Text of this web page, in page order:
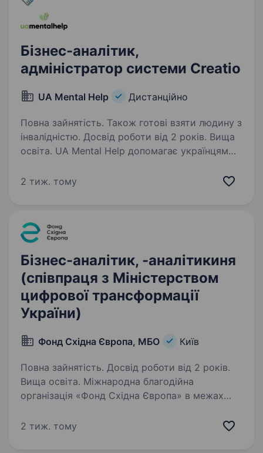
Бізнес-аналітик,
адміністратор системи Creatio
UA Mental Help Дистанційно
Повна зайнятість. Також готові взяти людину з
інвалідністю. Досвід роботи від 2 років. Вища
освіта. UA Mental Help допомагає українцям
Ми створюємо якісний психоедукаційний
вразливих груп населення…
2 тиж. тому
Бізнес-аналітик, -аналітикиня
(співпраця з Міністерством
цифрової трансформації
України)
Фонд Східна Європа, МБО Київ
Повна зайнятість. Досвід роботи від 2 років.
Вища освіта. Міжнародна благодійна
організація «Фонд Східна Європа» в межах
«Електронне урядування задля підзвітності
2 тиж. тому